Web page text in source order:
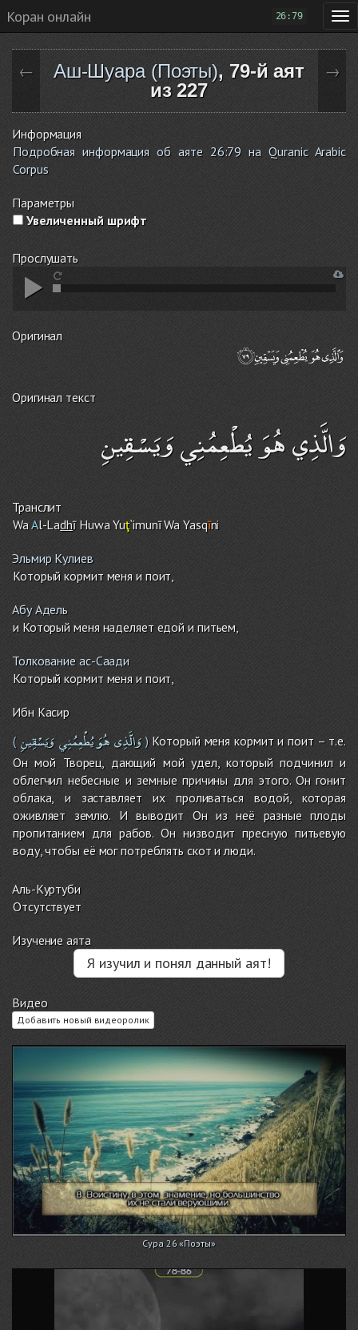
Коран онлайн 26:79
← Аш-Шуара (Поэты), 79-й аят
из 227
→
Информация
Подробная информация об аяте 26:79 на Quranic Arabic
Corpus
Параметры
Увеличенный шрифт
Прослушать
Оригинал
Оригинал текст
وَالَّذِي هُوَ يُطْعِمُنِي وَيَسْقِينِ
Транслит
WaAl-Ladhī Huwa Yuţ`imunī Wa Yasqīni
Эльмир Кулиев
Который кормит меня и поит,
Абу Адель
и Который меня наделяет едой и питьем,
Толкование ас-Саади
Который кормит меня и поит,
Ибн Касир
( وَالَّذِىهُوَيُطْعِمُنِيوَيَسْقِينِ )Который меня кормит и поит – т.е.
Он мой Творец, дающий мой удел, который подчинил и
облегчил небесные и земные причины для этого. Он гонит
облака, и заставляет их проливаться водой, которая
оживляет землю. И выводит Он из неё разные плоды
пропитанием для рабов. Он низводит пресную питьевую
воду, чтобы её мог потреблять скот и люди.
Аль-Куртуби
Отсутствует
Изучение аята
Я изучил и понял данный аят!
Видео
Добавить новый видеоролик
Сура 26 «Поэты»